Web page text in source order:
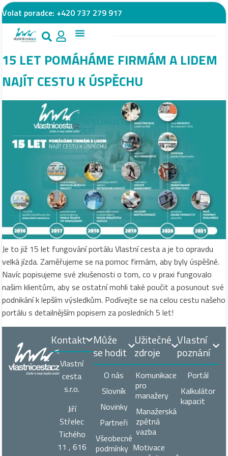
Volat poradce: +420 737 279 917
15 LET POMÁHÁME FIRMÁM A LIDEM
NAJÍT CESTU K ÚSPĚCHU
Je to již 15 let fungování portálu Vlastní cesta a je to opravdu
velká jízda. Zaměřujeme se na pomoc firmám, aby byly úspěšné.
Navíc popisujeme své zkušenosti o tom, co v praxi fungovalo
našim klientům, aby se ostatní mohli také poučit a posunout své
podnikání k lepším výsledkům. Podívejte se na celou cestu našeho
portálu s detailnějším popisem za posledních 5 let!
Může
se hodit
O nás
Slovník
Novinky
Partneři
Všeobecné
podmínky
Užitečné
zdroje
Komunikace
pro
manažery
Manažerská
zpětná
vazba
Motivace
Vlastní
poznání
Portál
Kalkulátor
kapacit
Kontakt
Vlastní
cesta
s.r.o.
Jiří
Střelec
Tichého
11 , 616